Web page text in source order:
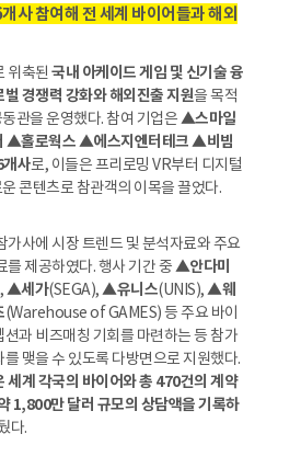
사 참여해 전 세계 바이어들과 해외
위축된 국내 아케이드 게임 및 신기술 융
경쟁력 강화와 해외진출 지원을 목적
관을 운영했다. 참여 기업은▲스마일
▲홀로웍스 ▲에스지엔터테크 ▲비빔
사로, 이들은 프리로밍 VR부터 디지털
콘텐츠로 참관객의 이목을 끌었다.
가사에 시장 트렌드 및 분석자료와 주요
를 제공하였다. 행사 기간 중▲안다미
▲세가(SEGA),▲유니스(UNIS),▲웨
(Warehouse of GAMES) 등 주요 바이
과 비즈매칭 기회를 마련하는 등 참가
맺을 수 있도록 다방면으로 지원했다.
세계 각국의 바이어와 총 470건의 계약
1,800만 달러 규모의 상담액을 기록하
다.